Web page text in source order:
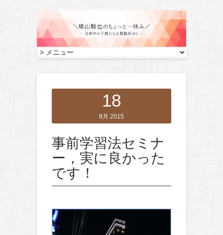
18
8月 2015
事前学習法セミナ
ー，実に良かった
です！